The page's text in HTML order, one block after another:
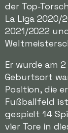
der Top-
La Liga 2020/
2021/2022
Er wurde am
Geburtsort
Position, die
Fußballfeld
gespielt 14
vier Tore in